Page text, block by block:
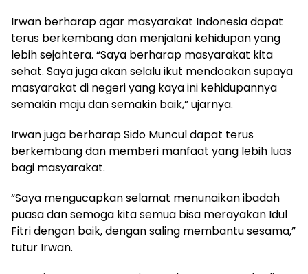
Irwan berharap agar masyarakat Indonesia dapat
terus berkembang dan menjalani kehidupan yang
lebih sejahtera. “Saya berharap masyarakat kita
sehat. Saya juga akan selalu ikut mendoakan supaya
masyarakat di negeri yang kaya ini kehidupannya
semakin maju dan semakin baik,” ujarnya.
Irwan juga berharap Sido Muncul dapat terus
berkembang dan memberi manfaat yang lebih luas
bagi masyarakat.
“Saya mengucapkan selamat menunaikan ibadah
puasa dan semoga kita semua bisa merayakan Idul
Fitri dengan baik, dengan saling membantu sesama,”
tutur Irwan.